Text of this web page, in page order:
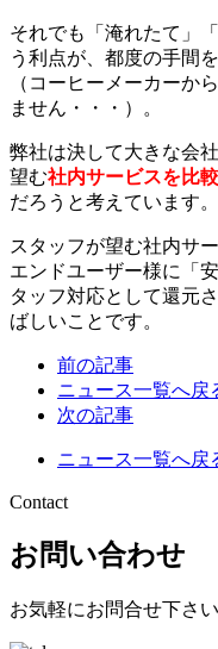
それでも「淹れたて」
う利点が、都度の手間
（コーヒーメーカーか
ません・・・）。
弊社は決して大きな会
望む社内サービスを比
だろうと考えています。
スタッフが望む社内サ
エンドユーザー様に「
タッフ対応として還元
ばしいことです。
前の記事
ニュース一覧へ戻
次の記事
ニュース一覧へ戻
Contact
お問い合わせ
お気軽にお問合せ下さい